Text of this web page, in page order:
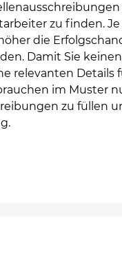
zu finden.
die
Damit Sie
relevanten Details
im Muster
zu füllen